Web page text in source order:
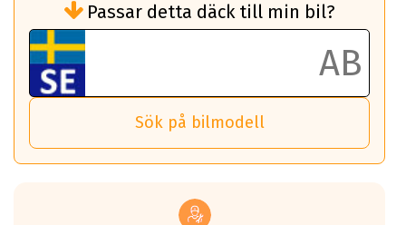
bränsleförbrukningen)
Det ska vara en betygsskala från klass A
till G för rullmotstånd.
Ett klass A däck kommer ha 6,5% bättre
bränsleförbrukning än ett klass G däck.
Det betyder att om man kör 10,000 km,
så sparar man 50 liter bränsle med ett
vilken körstil du använder.
Passar detta däck till min bil?
Sök på bilmodell